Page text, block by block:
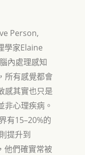
Person,
學家Elaine
內處理感知
所有感覺都會
感其實也只是
非心理疾病。
有15–20%的
提升到
他們確實常被